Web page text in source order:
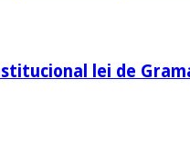
lei de